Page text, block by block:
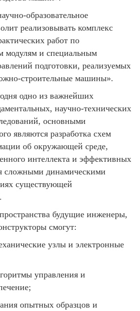
образовательное
реализовывать комплекс
работ по
модулям и специальным
подготовки, реализуемых
строительные машины».
одно из важнейших
научно-технических
основными
являются разработка схем
об окружающей среде,
интеллекта и эффективных
сложными динамическими
существующей
будущие инженеры,
смогут:
узлы и электронные
управления и
опытных образцов и